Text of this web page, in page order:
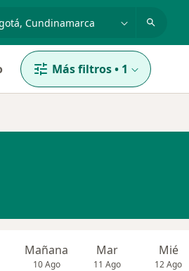
Bogotá
Más filtros• 1
Mañana
10 Ago
Mar
11 Ago
Mié
12 Ago